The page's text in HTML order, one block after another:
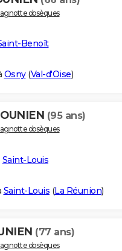
obsèques
Benoît
Osny(Val-d'Oise)
(95 ans)
obsèques
Saint-Louis
Saint-Louis (La Réunion)
(77 ans)
obsèques